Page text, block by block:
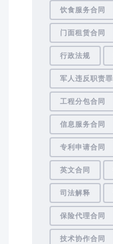
饮食服务合同
门面租赁合同
行政法规
军人违反职责罪
工程分包合同
信息服务合同
专利申请合同
英文合同
司法解释
保险代理合同
技术协作合同